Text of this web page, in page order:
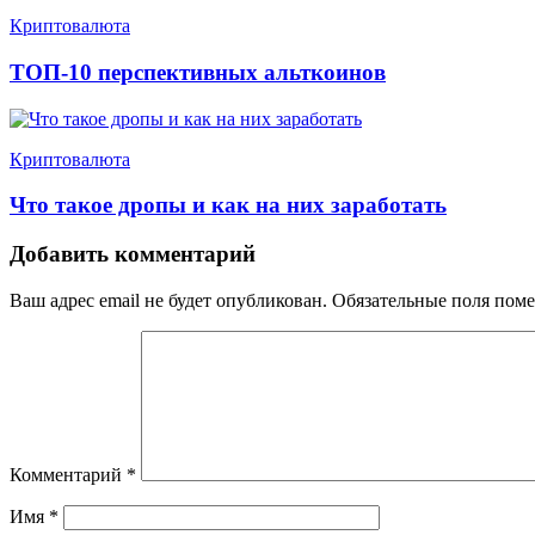
Криптовалюта
ТОП-10 перспективных альткоинов
Криптовалюта
Что такое дропы и как на них заработать
Добавить комментарий
Ваш адрес email не будет опубликован. Обязательные поля
Комментарий *
Имя *